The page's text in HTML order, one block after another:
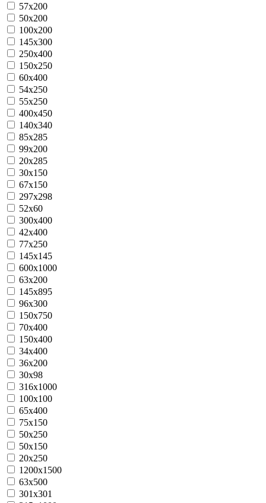
57x200
50x200
100x200
145x300
250x400
150x250
60x400
54x250
55x250
400x450
140x340
85х285
99x200
20x285
30x150
67х150
297x298
52x60
300x400
42x400
77x250
145x145
600x1000
63x200
145x895
96x300
150x750
70x400
150x400
34x400
36х200
30х98
316x1000
100x100
65x400
75x150
50x250
50x150
20х250
1200x1500
63х500
301х301